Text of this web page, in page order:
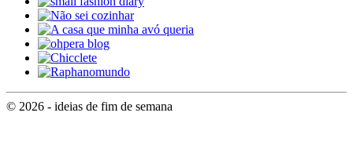
© 2026 - ideias de fim de semana